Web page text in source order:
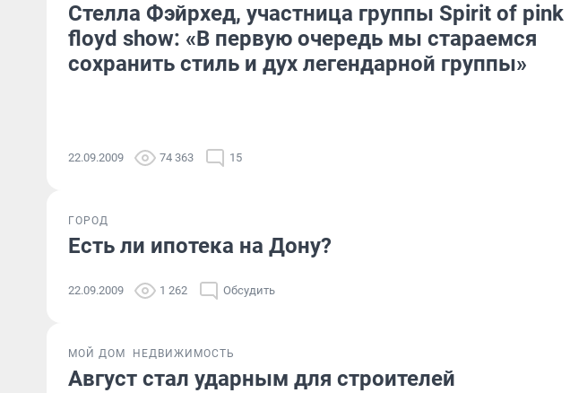
Стелла Фэйрхед, участница группы Spirit of pink
floyd show: «В первую очередь мы стараемся
сохранить стиль и дух легендарной группы»
22.09.2009 74 363 15
ГОРОД
Есть ли ипотека на Дону?
22.09.2009 1 262 Обсудить
МОЙ ДОМ НЕДВИЖИМОСТЬ
Август стал ударным для строителей